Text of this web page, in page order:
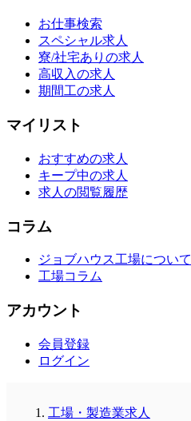
お仕事検索
スペシャル求人
寮/社宅ありの求人
高収入の求人
期間工の求人
マイリスト
おすすめの求人
キープ中の求人
求人の閲覧履歴
コラム
ジョブハウス工場について
工場コラム
アカウント
会員登録
ログイン
工場・製造業求人